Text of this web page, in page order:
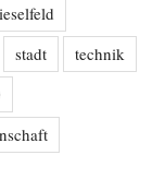
stadt
technik